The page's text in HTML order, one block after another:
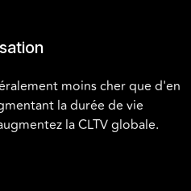
moins cher que d'en
la durée de vie
la CLTV globale.